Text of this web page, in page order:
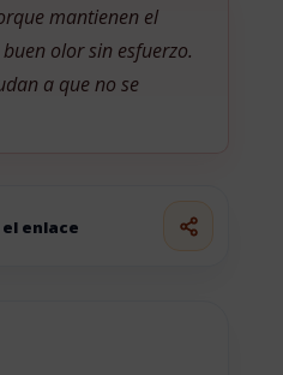
mantienen el
olor sin esfuerzo.
a que no se
enlace